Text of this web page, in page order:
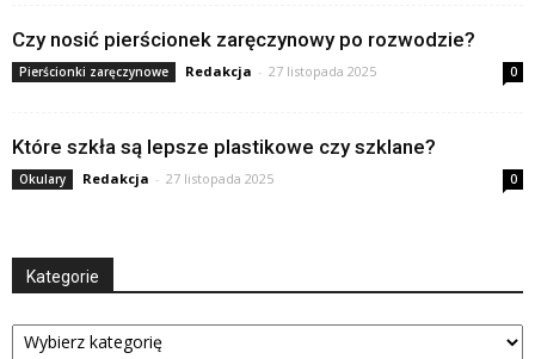
Czy nosić pierścionek zaręczynowy po rozwodzie?
Pierścionki zaręczynowe Redakcja - 27 listopada 2025 0
Które szkła są lepsze plastikowe czy szklane?
Okulary Redakcja - 27 listopada 2025 0
Kategorie
Kategorie